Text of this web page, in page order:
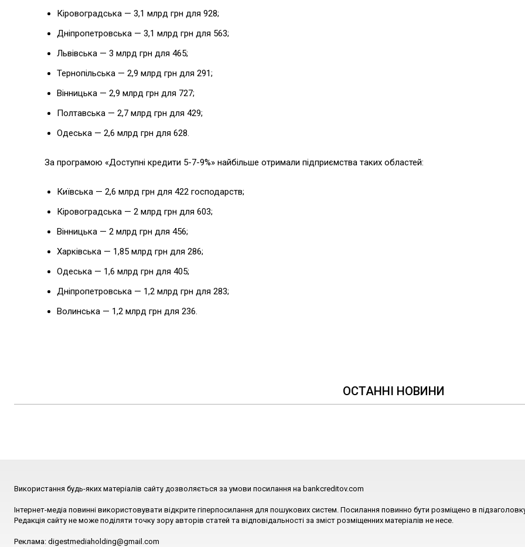
Кіровоградська — 3,1 млрд грн для 928;
Дніпропетровська — 3,1 млрд грн для 563;
Львівська — 3 млрд грн для 465;
Тернопільська — 2,9 млрд грн для 291;
Вінницька — 2,9 млрд грн для 727;
Полтавська — 2,7 млрд грн для 429;
Одеська — 2,6 млрд грн для 628.
За програмою «Доступні кредити 5-7-9%» найбільше отримали підприємства таких областей:
Київська — 2,6 млрд грн для 422 господарств;
Кіровоградська — 2 млрд грн для 603;
Вінницька — 2 млрд грн для 456;
Харківська — 1,85 млрд грн для 286;
Одеська — 1,6 млрд грн для 405;
Дніпропетровська — 1,2 млрд грн для 283;
Волинська — 1,2 млрд грн для 236.
ОСТАННІ НОВИНИ
Використання будь-яких матеріалів сайту дозволяється за умови посилання на bankcreditov.com
Інтернет-медіа повинні використовувати відкрите гіперпосилання для пошукових систем. Посилання повинно бути розміщено в
Редакція сайту не може поділяти точку зору авторів статей та відповідальності за зміст розміщенних матеріалів не несе.
Реклама: digestmediaholding@gmail.com